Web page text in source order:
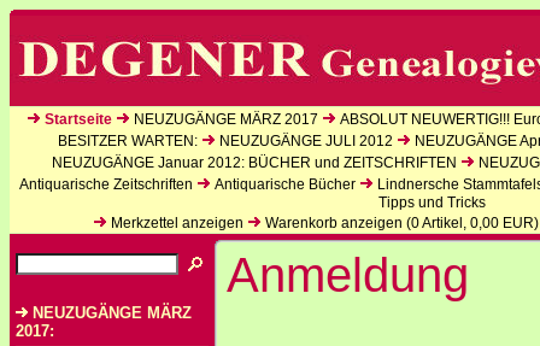
Startseite NEUZUGÄNGE MÄRZ 2017
ABSOLUT NEUWERTIG!!!
BESITZER WARTEN:
NEUZUGÄNGE JULI 2012
NEUZUGÄNGE
NEUZUGÄNGE Januar 2012: BÜCHER und ZEITSCHRIFTEN
Antiquarische Zeitschriften
Antiquarische Bücher
Lindnersche
Tipps und Tricks
Merkzettel anzeigen
Warenkorb anzeigen (0Artikel, 0,00 EUR)
NEUZUGÄNGE MÄRZ
2017:
Anmeldung